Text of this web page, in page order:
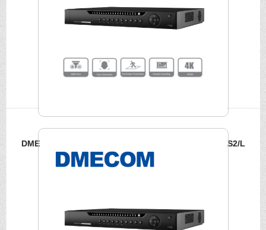
DMECOM 8路PoE 4K網路NVR DME-NVR-4208-8P-4KS2/L